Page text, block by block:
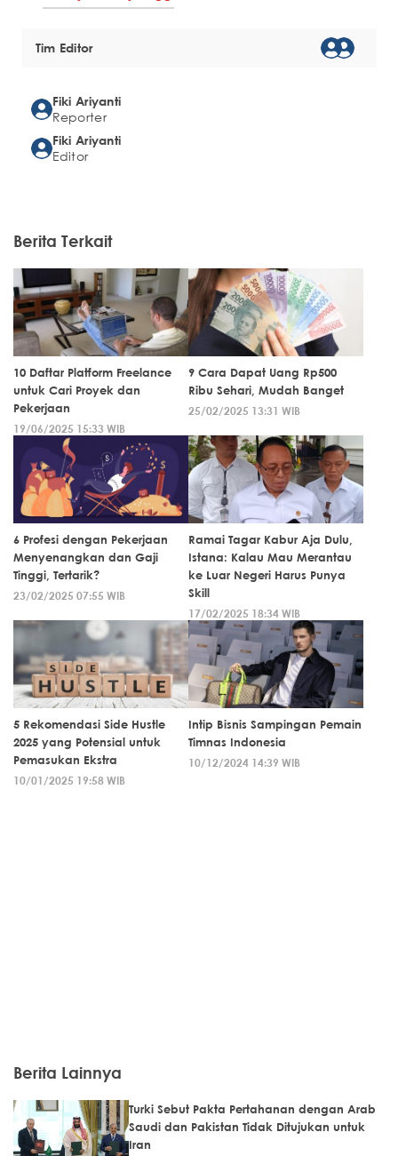
Tim Editor
Fiki Ariyanti
Reporter
Fiki Ariyanti
Editor
Berita Terkait
10 Daftar Platform Freelance
untuk Cari Proyek dan
Pekerjaan
19/06/2025 15:33 WIB
9 Cara Dapat Uang Rp500
Ribu Sehari, Mudah Banget
25/02/2025 13:31 WIB
6 Profesi dengan Pekerjaan
Menyenangkan dan Gaji
Tinggi, Tertarik?
23/02/2025 07:55 WIB
Ramai Tagar Kabur Aja Dulu,
Istana: Kalau Mau Merantau
ke Luar Negeri Harus Punya
Skill
17/02/2025 18:34 WIB
5 Rekomendasi Side Hustle
2025 yang Potensial untuk
Pemasukan Ekstra
10/01/2025 19:58 WIB
Intip Bisnis Sampingan Pemain
Timnas Indonesia
10/12/2024 14:39 WIB
Berita Lainnya
Turki Sebut Pakta Pertahanan dengan Arab
Saudi dan Pakistan Tidak Ditujukan untuk
Iran